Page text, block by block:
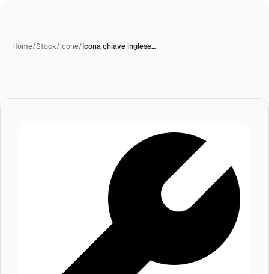
Home/Stock/Icone/Icona chiave inglese…